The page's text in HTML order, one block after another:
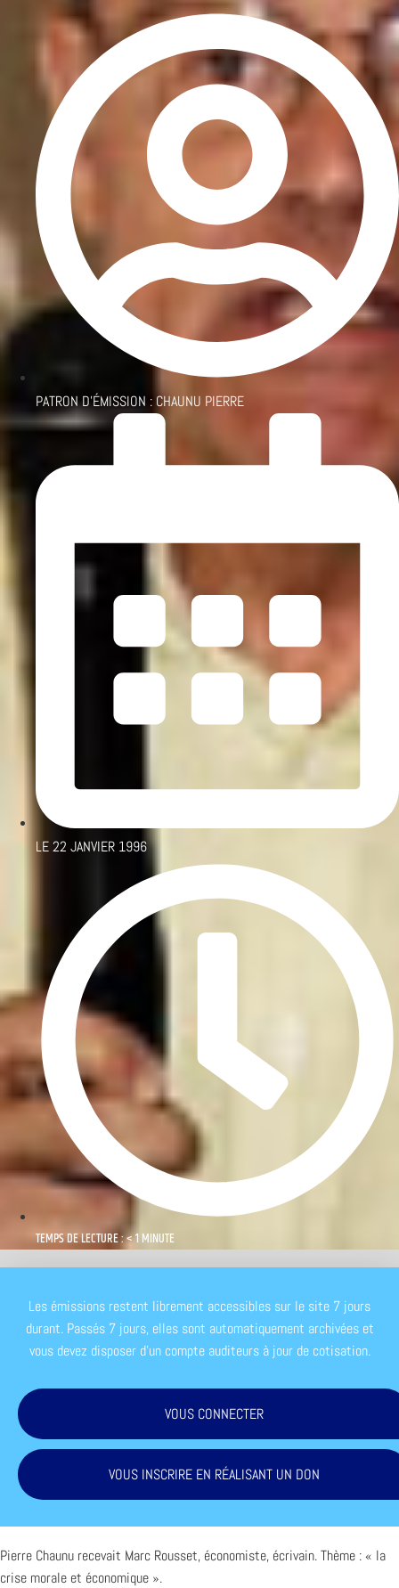
PATRON D'ÉMISSION : CHAUNU PIERRE
LE22 JANVIER 1996
TEMPS DE LECTURE : < 1 MINUTE
Les émissions restent librement accessibles sur le site 7 jours
durant. Passés 7 jours, elles sont automatiquement archivées et
vous devez disposer d'un compte auditeurs à jour de cotisation.
VOUS CONNECTER
VOUS INSCRIRE EN RÉALISANT UN DON
Pierre Chaunu recevait Marc Rousset, économiste, écrivain. Thème : « la
crise morale et économique ».